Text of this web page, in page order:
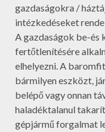
gazdaságokra /
intézkedéseket
A gazdaságok be-és
fertőtlenítésére
elhelyezni. A
bármilyen eszközt,
belépő vagy onnan
haladéktalanul
gépjármű forgalmat